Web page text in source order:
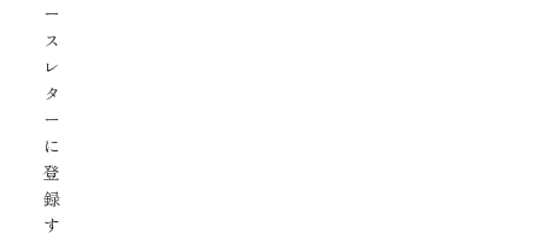
ー
ス
レ
タ
ー
に
登
録
す